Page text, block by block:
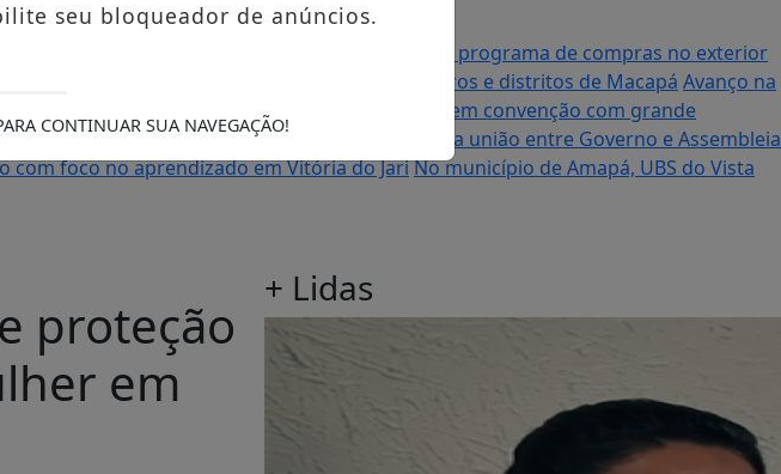
município
Receita Federal anuncia mudanças no programa de compras no exterior
finalistas do concurso contemplando bairros e distritos de Macapá Avanço na
de Carol Monteiro à Assembleia Legislativa em convenção com grande
Branca do AmapariSenador Randolfe destaca união entre Governo e Assembleia
com foco no aprendizado em Vitória do JariNo município de Amapá, UBS do Vista
proteção
em
+ Lidas
seu bloqueador de anúncios.
CONTINUAR SUA NAVEGAÇÃO!